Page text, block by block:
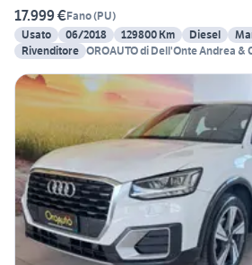
17.999 €Fano(PU)
Usato
06/2018 129800 Km Diesel
Rivenditore OROAUTO di Dell'Onte Andrea &